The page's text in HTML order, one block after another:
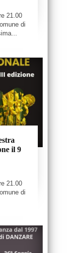
21.00
di
il 9
21.00
di